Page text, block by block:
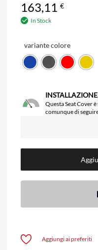
163,11 €
In Stock
variante colore
Questa Seat Cover
comunque di
Aggiungi ai preferiti